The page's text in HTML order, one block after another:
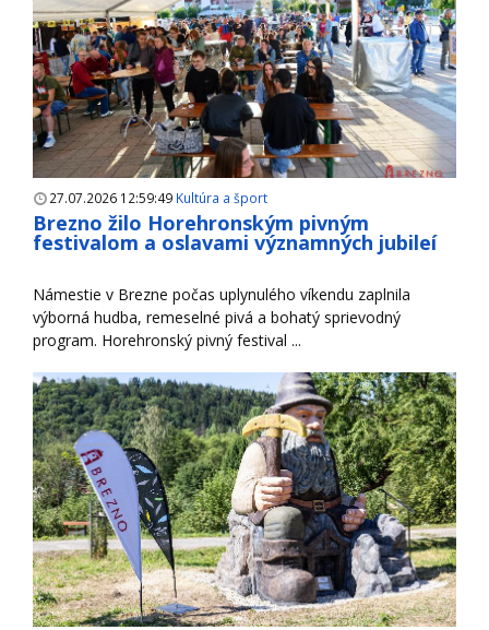
27.07.2026 12:59:49 Kultúra a šport
Brezno žilo Horehronským pivným
festivalom a oslavami významných jubileí
Námestie v Brezne počas uplynulého víkendu zaplnila
výborná hudba, remeselné pivá a bohatý sprievodný
program. Horehronský pivný festival ...